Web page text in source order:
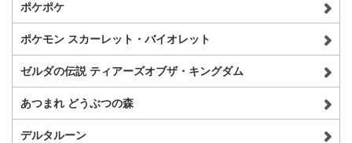
ポケポケ
ポケモン スカーレット・バイオレット
ゼルダの伝説 ティアーズオブザ・キングダム
あつまれ どうぶつの森
デルタルーン